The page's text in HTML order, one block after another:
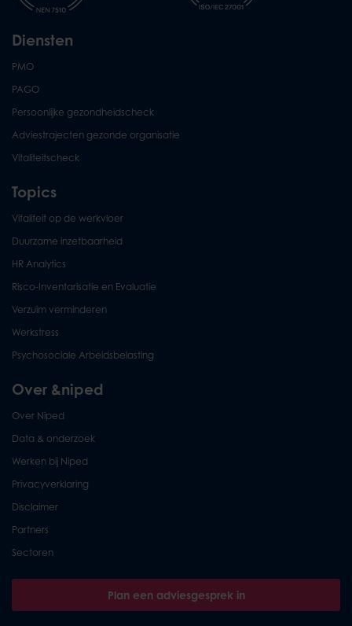
Diensten
PMO
PAGO
Persoonlijke gezondheidscheck
Adviestrajecten gezonde organisatie
Vitaliteitscheck
Topics
Vitaliteit op de werkvloer
Duurzame inzetbaarheid
HR Analytics
Risco-Inventarisatie en Evaluatie
Verzuim verminderen
Werkstress
Psychosociale Arbeidsbelasting
Over &niped
Over Niped
Data & onderzoek
Werken bij Niped
Privacyverklaring
Disclaimer
Partners
Sectoren
Plan een adviesgesprek in